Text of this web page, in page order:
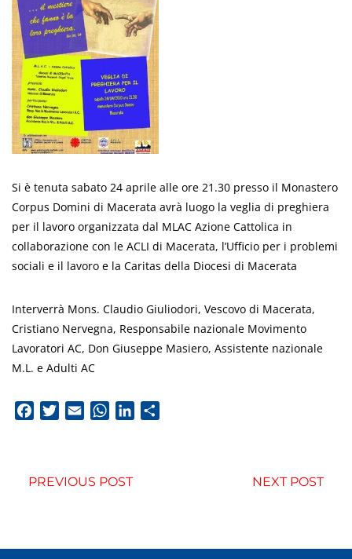
Si è tenuta sabato 24 aprile alle ore 21.30 presso il Monastero
Corpus Domini di Macerata avrà luogo la veglia di preghiera
per il lavoro organizzata dal MLAC Azione Cattolica in
collaborazione con le ACLI di Macerata, l’Ufficio per i problemi
sociali e il lavoro e la Caritas della Diocesi di Macerata
Interverrà Mons. Claudio Giuliodori, Vescovo di Macerata,
Cristiano Nervegna, Responsabile nazionale Movimento
Lavoratori AC, Don Giuseppe Masiero, Assistente nazionale
M.L. e Adulti AC
FacebookTwitterEmail WhatsApp
LinkedIn
PREVIOUS POST NEXT POST